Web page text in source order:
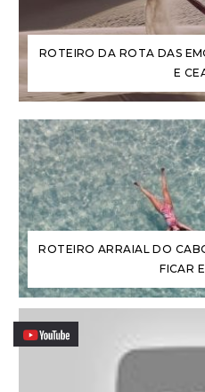
ROTEIRO DA ROTA DAS
E
ROTEIRO ARRAIAL DO
FICAR